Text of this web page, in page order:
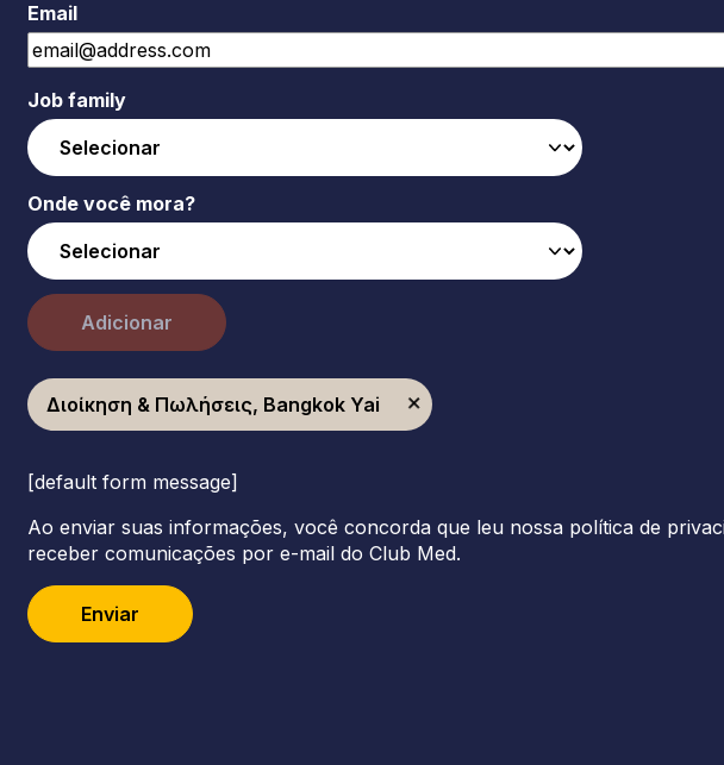
Email
Job family
Onde você mora?
Adicionar
Διοίκηση & Πωλήσεις, Bangkok Yai
[default form message]
Ao enviar suas informações, você concorda que leu nossa política de
receber comunicações por e-mail do Club Med.
Enviar